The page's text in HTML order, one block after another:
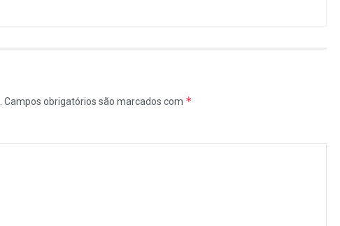
Campos obrigatórios são marcados com *